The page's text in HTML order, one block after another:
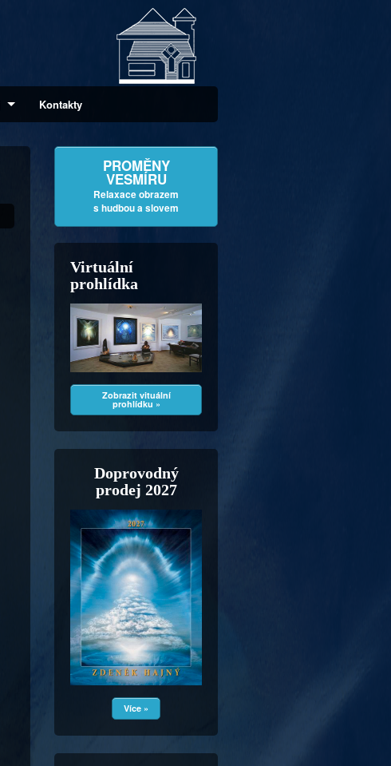
Kontakty
PROMĚNY
VESMÍRU
Relaxace obrazem
s hudbou a slovem
Virtuální
prohlídka
Zobrazit vituální
prohlídku »
Doprovodný
prodej 2027
Více »